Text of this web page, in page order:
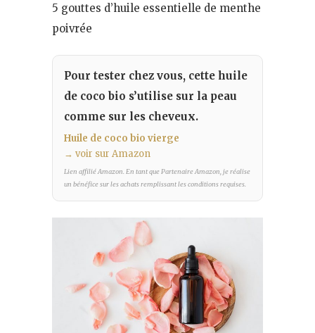
5 gouttes d’huile essentielle de menthe
poivrée
Pour tester chez vous, cette huile
de coco bio s’utilise sur la peau
comme sur les cheveux.
Huile de coco bio vierge
→ voir sur Amazon
Lien affilié Amazon. En tant que Partenaire Amazon, je réalise
un bénéfice sur les achats remplissant les conditions requises.